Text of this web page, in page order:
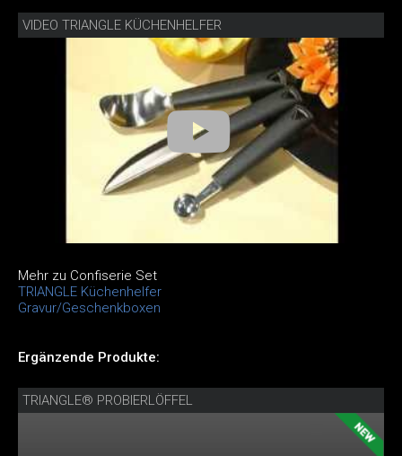
VIDEO TRIANGLE KÜCHENHELFER
Mehr zu Confiserie Set
TRIANGLE Küchenhelfer
Gravur/Geschenkboxen
Ergänzende Produkte:
TRIANGLE® PROBIERLÖFFEL